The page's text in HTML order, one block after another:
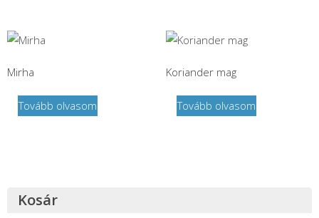
Mirha
Tovább olvasom
Koriander mag
Tovább olvasom
Kosár